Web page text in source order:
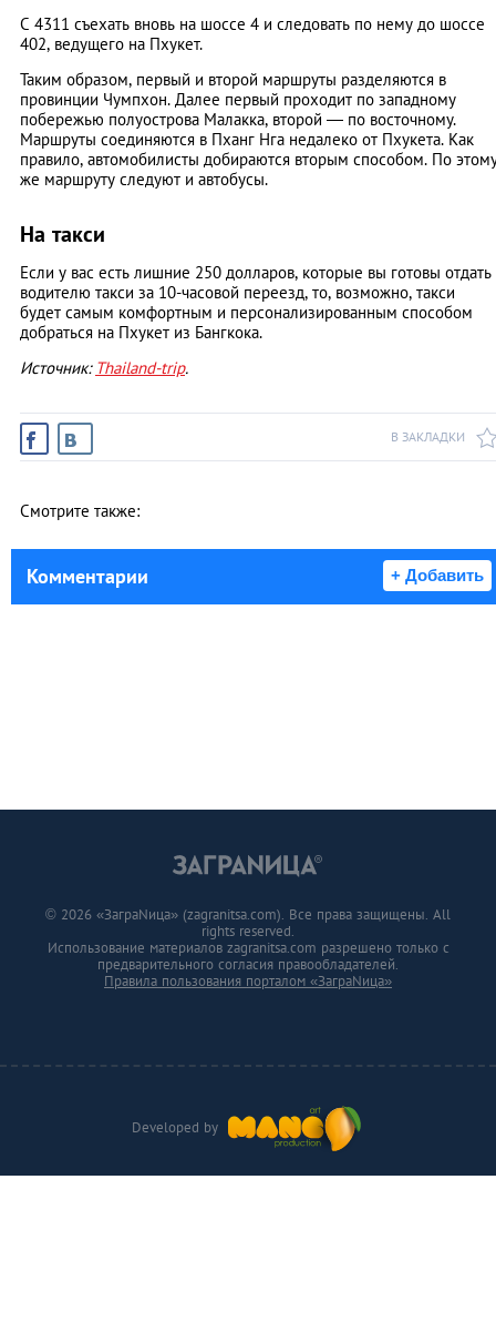
С 4311 съехать вновь на шоссе 4 и следовать по нему до шоссе
402, ведущего на Пхукет.
Таким образом, первый и второй маршруты разделяются в
провинции Чумпхон. Далее первый проходит по западному
побережью полуострова Малакка, второй — по восточному.
Маршруты соединяются в Пханг Нга недалеко от Пхукета. Как
правило, автомобилисты добираются вторым способом. По
же маршруту следуют и автобусы.
На такси
Если у вас есть лишние 250 долларов, которые вы готовы отдать
водителю такси за 10-часовой переезд, то, возможно, такси
будет самым комфортным и персонализированным способом
добраться на Пхукет из Бангкока.
Источник: Thailand-trip.
В ЗАКЛАДКИ
Смотрите также:
Комментарии + Добавить
Developed by
© 2026 «ЗаграNица» (zagranitsa.com). Все права защищены. All
rights reserved.
Использование материалов zagranitsa.com разрешено только с
предварительного согласия правообладателей.
Правила пользования порталом «ЗаграNица»